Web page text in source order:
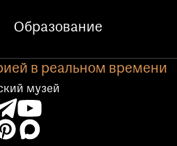
Образование
в реальном времени
музей